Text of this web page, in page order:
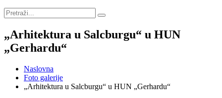
„Arhitektura u Salcburgu“ u HUN
„Gerhardu“
Naslovna
Foto galerije
„Arhitektura u Salcburgu“ u HUN „Gerhardu“